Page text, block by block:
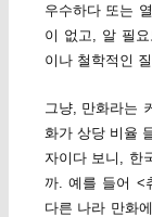
우수하다 또는
이 없고, 알 필
이나 철학적인 질
그냥, 만화라는
화가 상당 비율
자이다 보니, 한
까. 예를 들어 <
다른 나라 만화